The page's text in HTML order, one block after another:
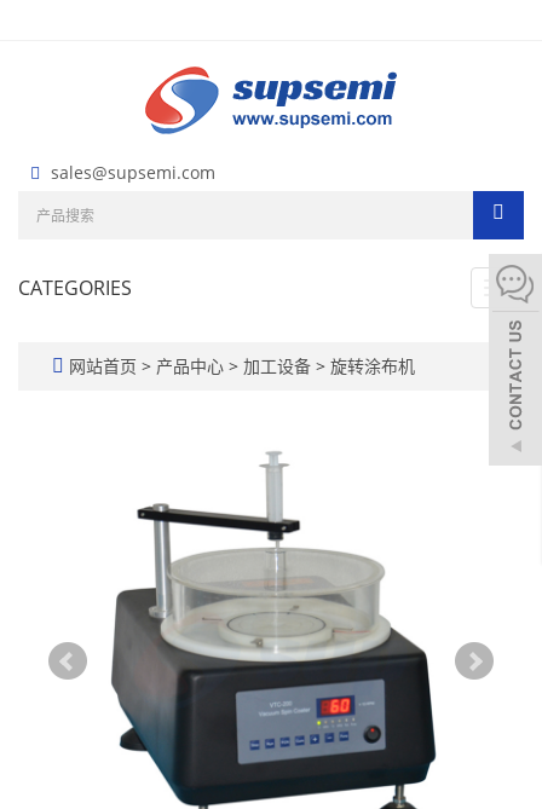
sales@supsemi.com
CATEGORIES
网站首页 > 产品中心 > 加工设备 > 旋转涂布机